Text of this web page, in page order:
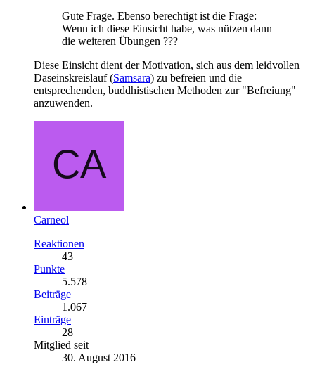
Gute Frage. Ebenso berechtigt ist die Frage:
Wenn ich diese Einsicht habe, was nützen dann
die weiteren Übungen ???
Diese Einsicht dient der Motivation, sich aus dem leidvollen
Daseinskreislauf (Samsara) zu befreien und die
entsprechenden, buddhistischen Methoden zur "Befreiung"
anzuwenden.
Carneol
Reaktionen
43
Punkte
5.578
Beiträge
1.067
Einträge
28
Mitglied seit
30. August 2016